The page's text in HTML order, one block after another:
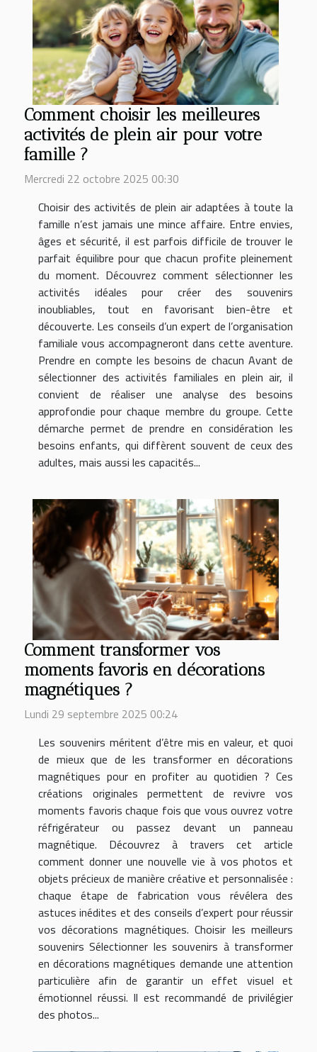
Comment choisir les meilleures
activités de plein air pour votre
famille ?
Mercredi 22 octobre 2025 00:30
Choisir des activités de plein air adaptées à toute la
famille n’est jamais une mince affaire. Entre envies,
âges et sécurité, il est parfois difficile de trouver le
parfait équilibre pour que chacun profite pleinement
du moment. Découvrez comment sélectionner les
activités idéales pour créer des souvenirs
inoubliables, tout en favorisant bien-être et
découverte. Les conseils d’un expert de l’organisation
familiale vous accompagneront dans cette aventure.
Prendre en compte les besoins de chacun Avant de
sélectionner des activités familiales en plein air, il
convient de réaliser une analyse des besoins
approfondie pour chaque membre du groupe. Cette
démarche permet de prendre en considération les
besoins enfants, qui diffèrent souvent de ceux des
adultes, mais aussi les capacités...
Comment transformer vos
moments favoris en décorations
magnétiques ?
Lundi 29 septembre 2025 00:24
Les souvenirs méritent d’être mis en valeur, et quoi
de mieux que de les transformer en décorations
magnétiques pour en profiter au quotidien ? Ces
créations originales permettent de revivre vos
moments favoris chaque fois que vous ouvrez votre
réfrigérateur ou passez devant un panneau
magnétique. Découvrez à travers cet article
comment donner une nouvelle vie à vos photos et
objets précieux de manière créative et personnalisée :
chaque étape de fabrication vous révélera des
astuces inédites et des conseils d’expert pour réussir
vos décorations magnétiques. Choisir les meilleurs
souvenirs Sélectionner les souvenirs à transformer
en décorations magnétiques demande une attention
particulière afin de garantir un effet visuel et
émotionnel réussi. Il est recommandé de privilégier
des photos...